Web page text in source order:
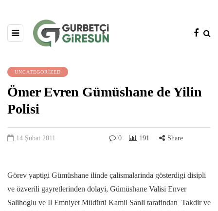
UNCATEGORIZED
Ömer Evren Gümüshane de Yilin
Polisi
14 Şubat 2011 0 191 Share
Görev yaptigi Gümüshane ilinde çalismalarinda gösterdigi disipli
ve özverili gayretlerinden dolayi, Gümüshane Valisi Enver
Salihoglu ve Il Emniyet Müdürü Kamil Sanli tarafindan Takdir ve